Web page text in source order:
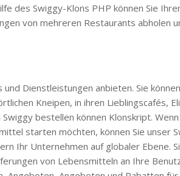
des Swiggy-Klons PHP können Sie
von mehreren Restaurants abholen
Dienstleistungen anbieten. Sie
Kneipen, in ihren Lieblingscafés,
bestellen können Klonskript.
starten möchten, können Sie unser
Ihr Unternehmen auf globaler Ebene.
von Lebensmitteln an Ihre